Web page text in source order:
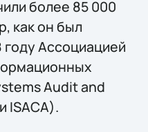
более 85 000
как он был
Ассоциацией
Audit and
ISACA).